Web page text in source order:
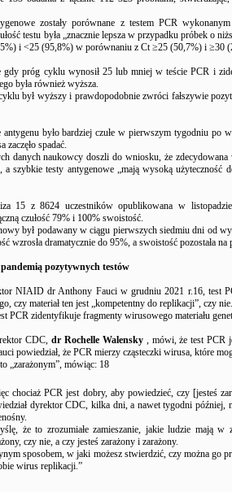
zostały porównane z testem PCR
testu była „znacznie lepsza w przypadku próbek o
i <25 (95,8%) w porównaniu z Ct ≥25 (50,7%) i ≥30
gdy próg cyklu wynosił 25 lub mniej w teście PCR i
była również wyższa.
był wyższy i prawdopodobnie zwróci fałszywie
antygenu było bardziej czułe w pierwszym tygodniu
zaczęło spadać.
danych naukowcy doszli do wniosku, że zdecydowana
a szybkie testy antygenowe „mają wysoką użyteczność
15 z 8624 uczestników opublikowana w
czułość 79% i 100% swoistość.
był podawany w ciągu pierwszych siedmiu dni od
wzrosła dramatycznie do 95%, a swoistość pozostała
pozytywnych testów
NIAID dr Anthony Fauci w grudniu 2021 r.16, test
czy materiał ten jest „kompetentny do replikacji”, czy nie.
PCR zidentyfikuje fragmenty wirusowego materiału
CDC, dr Rochelle Walensky, mówi, że test PCR
powiedział, że PCR mierzy cząsteczki wirusa, które
„zarażonym”, mówiąc: 18
chociaż PCR jest dobry, aby powiedzieć, czy [jesteś
dyrektor CDC, kilka dni, a nawet tygodni później,
że to zrozumiałe zamieszanie, jakie ludzie mają w
czy nie, a czy jesteś zarażony i zarażony.
sposobem, w jaki możesz stwierdzić, czy można go
wirus replikacji.”